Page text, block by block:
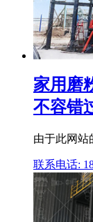
家用磨
不容错
由于此网站
联系电话: